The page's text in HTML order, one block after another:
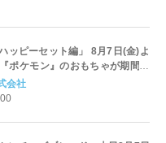
ッピーセット編」 8月7日(金)よ
ポケモン』のおもちゃが期間限
会社